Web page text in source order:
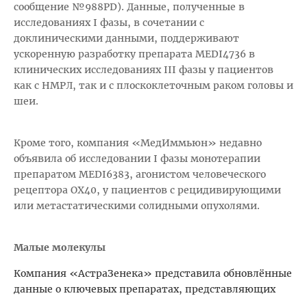
сообщение №988PD). Данные, полученные в
исследованиях I фазы, в сочетании с
доклиническими данными, поддерживают
ускоренную разработку препарата MEDI4736 в
клинических исследованиях III фазы у пациентов
как с НМРЛ, так и с плоскоклеточным раком головы и
шеи.
Кроме того, компания «МедИммьюн» недавно
объявила об исследовании I фазы монотерапии
препаратом MEDI6383, агонистом человеческого
рецептора OX40, у пациентов с рецидивирующими
или метастатическими солидными опухолями.
Малые молекулы
Компания «АстраЗенека» представила обновлённые
данные о ключевых препаратах, представляющих